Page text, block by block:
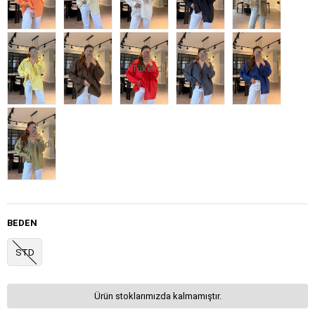
Tükendi
Tükendi
BEDEN
STD
Ürün stoklarımızda kalmamıştır.